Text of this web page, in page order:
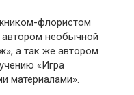
флористом
автором необычной
а так же автором
«Игра
материалами».